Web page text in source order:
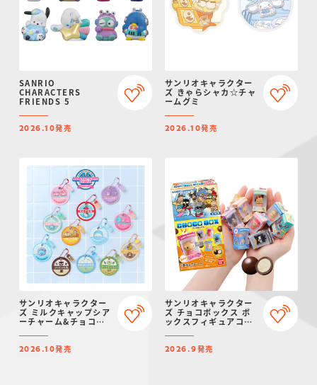
SANRIO
CHARACTERS
FRIENDS 5
2026.10発売
サンリオキャラクター
ズ きゃらシャカ☆チャ
ームグミ
2026.10発売
サンリオキャラクター
ズ ミルクキャップシア
ーチャーム&チョコボ
2026.10発売
サンリオキャラクター
ズ チョコボックス ボ
ックスフィギュアコレ
2026.9発売